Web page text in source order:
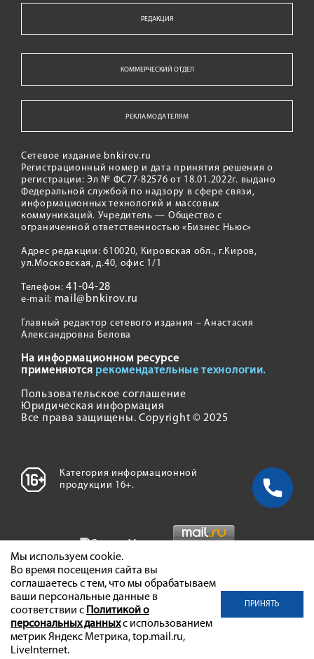
РЕДАКЦИЯ
КОММЕРЧЕСКИЙ ОТДЕЛ
РЕКЛАМОДАТЕЛЯМ
Сетевое издание bnkirov.ru
Регистрационный номер и дата принятия решения о
регистрации: Эл № ФС77-82576 от 18.01.2022г. выдано
Федеральной службой по надзору в сфере связи,
информационных технологий и массовых
коммуникаций. Учредитель — Общество с
ограниченной ответственностью «Бизнес Ньюс»
Адрес редакции: 610020, Кировская обл., г.Киров,
ул.Московская, д.40, офис 1/1
Телефон:41-04-28
e-mail: mail@bnkirov.ru
Главный редактор сетевого издания – Анастасия
Александровна Белова
На информационном ресурсе
применяются рекомендательные технологии.
Пользовательское соглашение
Юридическая информация
Все права защищены. Copyright © 2025
Категория информационной
продукции 16+.
Мы используем cookie.
Во время посещения сайта вы
соглашаетесь с тем, что мы обрабатываем
ваши персональные данные в
соответствии с Политикой о
персональных данныхс использованием
метрик Яндекс Метрика, top.mail.ru,
LiveInternet.
ПРИНЯТЬ